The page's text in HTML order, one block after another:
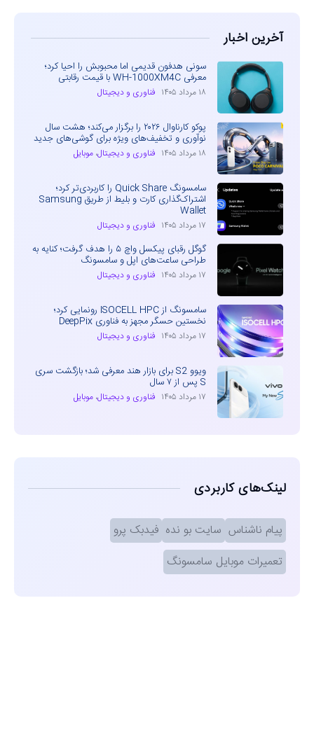
آخرین اخبار
سونی هدفون قدیمی اما محبوبش را احیا کرد؛
معرفی WH-1000XM4C با قیمت رقابتی
۱۸ مرداد ۱۴۰۵ فناوری و دیجیتال
پوکو کارناوال ۲۰۲۶ را برگزار می‌کند؛ هشت سال
نوآوری و تخفیف‌های ویژه برای گوشی‌های جدید
۱۸ مرداد ۱۴۰۵ فناوری و دیجیتال، موبایل
سامسونگ Quick Share را کاربردی‌تر کرد؛
اشتراک‌گذاری کارت و بلیط از طریق Samsung
Wallet
۱۷ مرداد ۱۴۰۵ فناوری و دیجیتال
گوگل رقبای پیکسل واچ ۵ را هدف گرفت؛ کنایه به
طراحی ساعت‌های اپل و سامسونگ
۱۷ مرداد ۱۴۰۵ فناوری و دیجیتال
سامسونگ از ISOCELL HPC رونمایی کرد؛
نخستین حسگر مجهز به فناوری DeepPix
۱۷ مرداد ۱۴۰۵ فناوری و دیجیتال
ویوو S2 برای بازار هند معرفی شد؛ بازگشت سری
S پس از ۷ سال
۱۷ مرداد ۱۴۰۵ فناوری و دیجیتال، موبایل
لینک‌های کاربردی
پیام ناشناس سایت بو نده فیدبک پرو
تعمیرات موبایل سامسونگ